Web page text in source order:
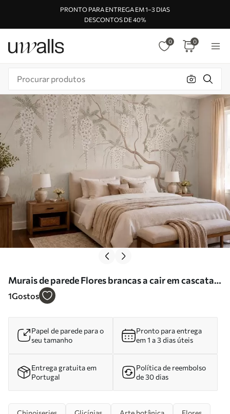
PRONTO PARA ENTREGA EM 1–3 DIAS
DESCONTOS DE 40%
0 0
Murais de parede Flores brancas a cair em cascata
sobre águas calmas Nr. w05694
1Gostos
Papel de parede para o
seu tamanho
Pronto para entrega
em 1 a 3 dias úteis
Entrega gratuita em
Portugal
Política de reembolso
de 30 dias